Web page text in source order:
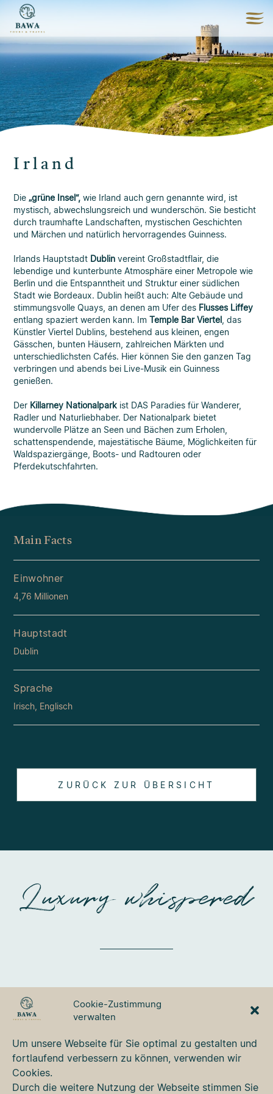
Cookie-Zustimmung
verwalten
Um unsere Webseite für Sie optimal zu gestalten und
fortlaufend verbessern zu können, verwenden wir
Cookies.
Durch die weitere Nutzung der Webseite stimmen Sie
Irland
Die „grüne Insel“, wie Irland auch gern genannte wird, ist
mystisch, abwechslungsreich und wunderschön. Sie besticht
durch traumhafte Landschaften, mystischen Geschichten
und Märchen und natürlich hervorragendes Guinness.
Irlands Hauptstadt Dublin vereint Großstadtflair, die
lebendige und kunterbunte Atmosphäre einer Metropole wie
Berlin und die Entspanntheit und Struktur einer südlichen
Stadt wie Bordeaux. Dublin heißt auch: Alte Gebäude und
stimmungsvolle Quays, an denen am Ufer des Flusses Liffey
entlang spaziert werden kann. ImTemple Bar Viertel , das
Künstler Viertel Dublins, bestehend aus kleinen, engen
Gässchen, bunten Häusern, zahlreichen Märkten und
unterschiedlichsten Cafés. Hier können Sie den ganzen Tag
verbringen und abends bei Live-Musik ein Guinness
genießen.
Der Killarney Nationalpark ist DAS Paradies für Wanderer,
Radler und Naturliebhaber. Der Nationalpark bietet
wundervolle Plätze an Seen und Bächen zum Erholen,
schattenspendende, majestätische Bäume, Möglichkeiten für
Waldspaziergänge, Boots- und Radtouren oder
Pferdekutschfahrten.
Main Facts
Einwohner
4,76 Millionen
Hauptstadt
Dublin
Sprache
Irisch, Englisch
ZURÜCK ZUR ÜBERSICHT
Luxury whispered
GmbH
Tel. +49 8331 76 42 49
bawa@bawa.de
www.bawa.de